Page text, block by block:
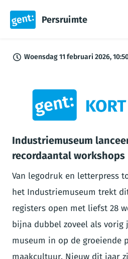
Persruimte
Woensdag 11 februari 2026, 10:50
PNG
Industriemuseum
recordaantal workshops
Van legodruk en letterpress
het Industriemuseum trekt
registers open met liefst 28
bijna dubbel zoveel als vorig
museum in op de groeiende